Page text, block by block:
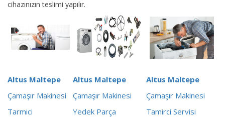
cihazınızın teslimi yapılır.
Altus Maltepe
Çamaşır Makinesi
Tarmici
Altus Maltepe
Çamaşır Makinesi
Yedek Parça
Altus Maltepe
Çamaşır Makinesi
Tamirci Servisi